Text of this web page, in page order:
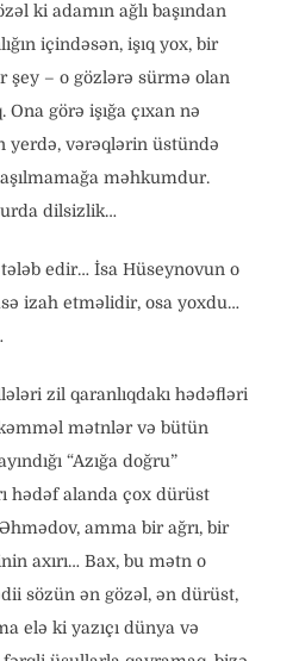
ki adamın ağlı başından
içindəsən, işıq yox, bir
şey – o gözlərə sürmə olan
görə işığa çıxan nə
yerdə, vərəqlərin üstündə
məhkumdur.
dilsizlik…
edir… İsa Hüseynovun o
izah etməlidir, osa yoxdu…
zil qaranlıqdakı hədəfləri
mətnlər və bütün
“Azığa doğru”
hədəf alanda çox dürüst
amma bir ağrı, bir
axırı… Bax, bu mətn o
sözün ən gözəl, ən dürüst,
elə ki yazıçı dünya və